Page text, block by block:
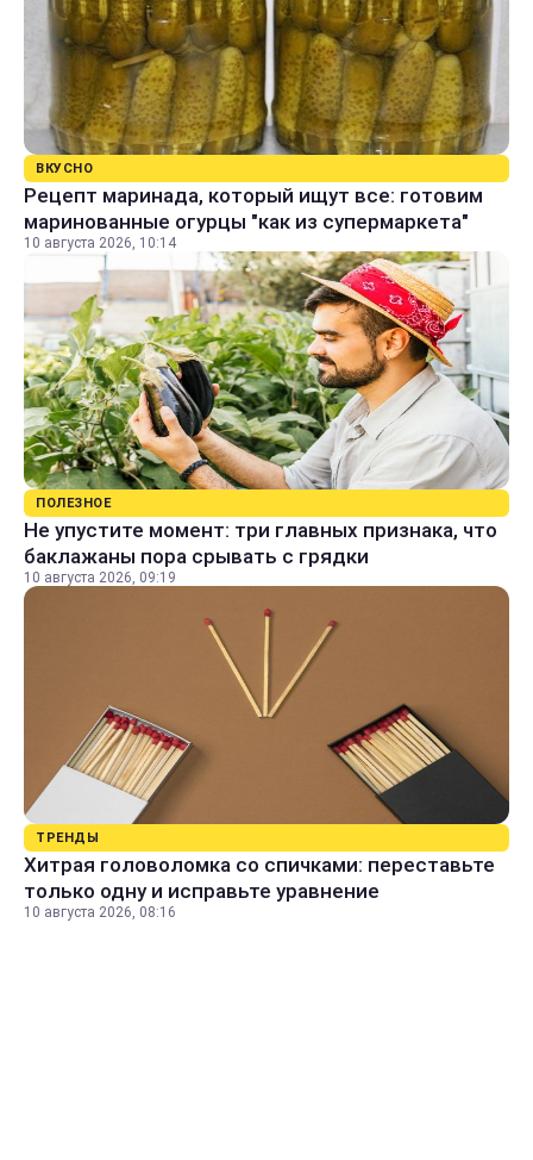
ВКУСНО
Рецепт маринада, который ищут все: готовим
маринованные огурцы "как из супермаркета"
10 августа 2026, 10:14
ПОЛЕЗНОЕ
Не упустите момент: три главных признака, что
баклажаны пора срывать с грядки
10 августа 2026, 09:19
ТРЕНДЫ
Хитрая головоломка со спичками: переставьте
только одну и исправьте уравнение
10 августа 2026, 08:16